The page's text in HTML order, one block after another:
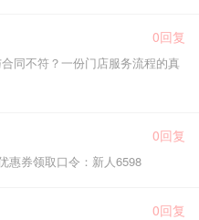
0回复
同不符？一份门店服务流程的真
0回复
惠券领取口令：新人6598
0回复